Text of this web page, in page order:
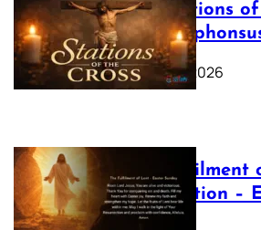
The Stations
Saint
March 16, 2026
The Fulfilment
Preparation –
Sunday